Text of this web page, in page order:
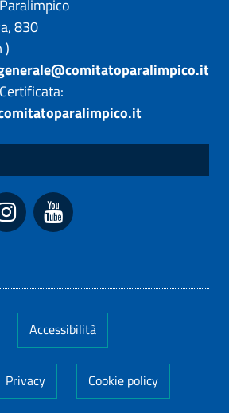
830
)
Accessibilità
Privacy Cookie policy